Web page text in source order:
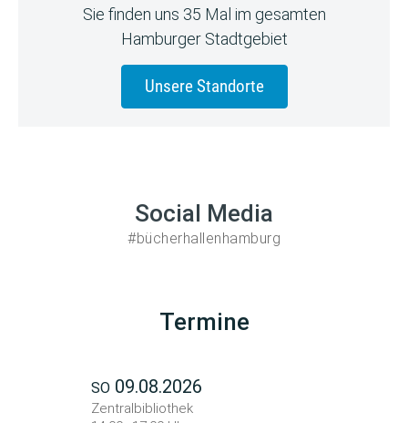
Sie finden uns 35 Mal im gesamten
Hamburger Stadtgebiet
Unsere Standorte
Social Media
#bücherhallenhamburg
Termine
SO 09.08.2026
Zentralbibliothek